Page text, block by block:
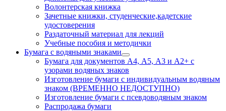
Волонтерская книжка
Зачетные книжки, студенческие,кадетские
удостоверения
Раздаточный материал для лекций
Учебные пособия и методички
Бумага с водяными знаками
Бумага для документов А4, А5, А3 и А2+ с
узорами водяных знаков
Изготовление бумаги с индивидуальным водяным
знаком (ВРЕМЕННО НЕДОСТУПНО)
Изготовление бумаги с псевдоводяным знаком
Распродажа бумаги